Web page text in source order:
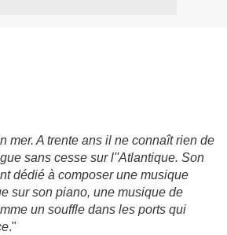
mer. A trente ans il ne connaît rien de
sans cesse sur l''Atlantique. Son
dédié à composer une musique
sur son piano, une musique de
un souffle dans les ports qui
."